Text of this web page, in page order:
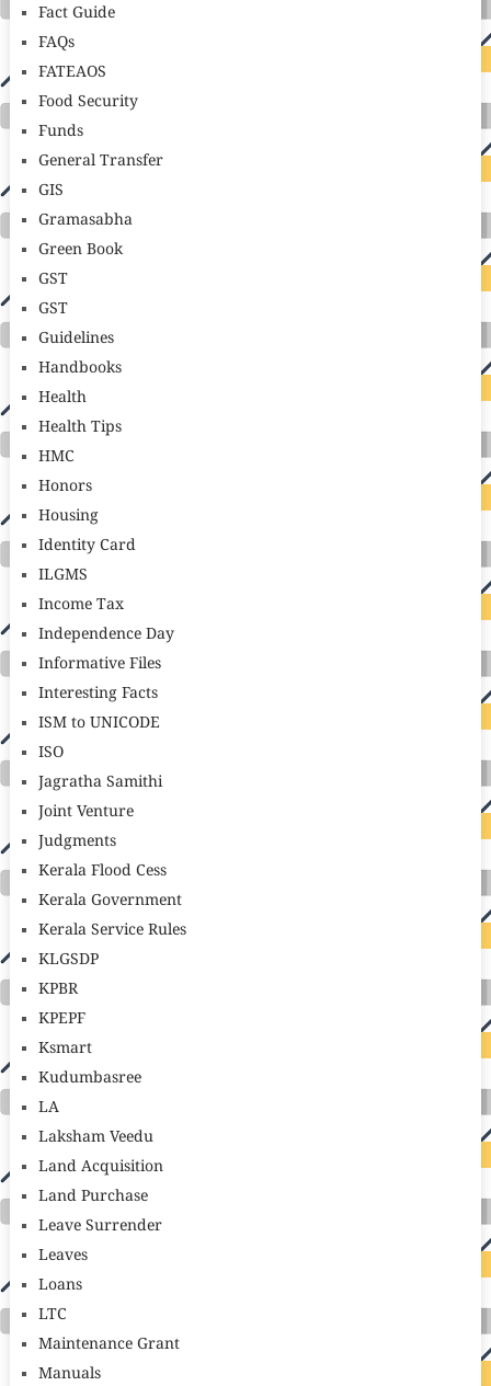
Fact Guide
FAQs
FATEAOS
Food Security
Funds
General Transfer
GIS
Gramasabha
Green Book
GST
GST
Guidelines
Handbooks
Health
Health Tips
HMC
Honors
Housing
Identity Card
ILGMS
Income Tax
Independence Day
Informative Files
Interesting Facts
ISM to UNICODE
ISO
Jagratha Samithi
Joint Venture
Judgments
Kerala Flood Cess
Kerala Government
Kerala Service Rules
KLGSDP
KPBR
KPEPF
Ksmart
Kudumbasree
LA
Laksham Veedu
Land Acquisition
Land Purchase
Leave Surrender
Leaves
Loans
LTC
Maintenance Grant
Manuals